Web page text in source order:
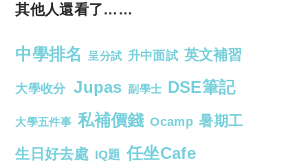
其他人還看了……
中學排名 呈分試 升中面試 英文補習
大學收分 Jupas 副學士 DSE筆記
大學五件事 私補價錢 Ocamp 暑期工
生日好去處 IQ題 任坐Cafe